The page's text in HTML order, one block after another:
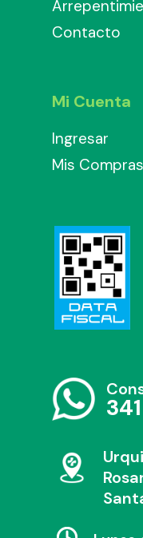
Contacto
Mi Cuenta
Ingresar
Mis Compras